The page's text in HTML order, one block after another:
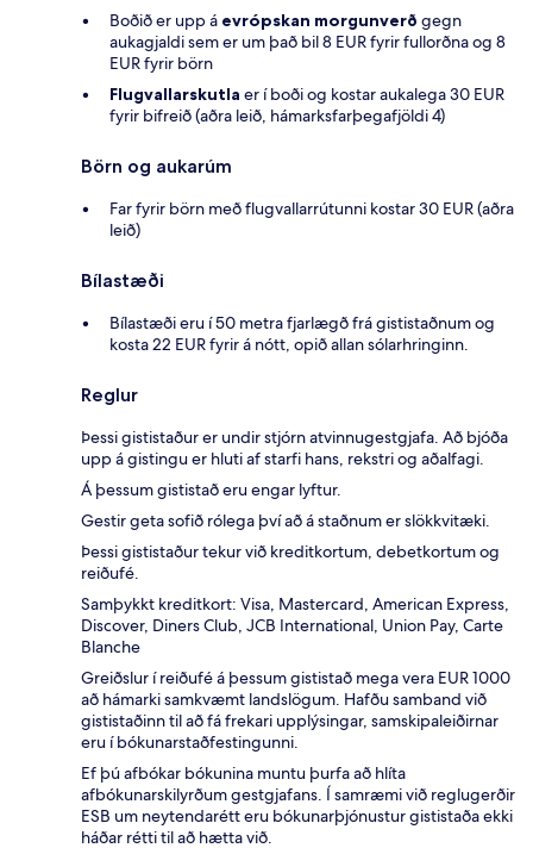
Boðið er upp á evrópskan morgunverð gegn
aukagjaldi sem er um það bil 8 EUR fyrir fullorðna og 8
EUR fyrir börn
Flugvallarskutla er í boði og kostar aukalega 30 EUR
fyrir bifreið (aðra leið, hámarksfarþegafjöldi 4)
Börn og aukarúm
Far fyrir börn með flugvallarrútunni kostar 30 EUR (aðra
leið)
Bílastæði
Bílastæði eru í 50 metra fjarlægð frá gististaðnum og
kosta 22 EUR fyrir á nótt, opið allan sólarhringinn.
Reglur
Þessi gististaður er undir stjórn atvinnugestgjafa. Að bjóða
upp á gistingu er hluti af starfi hans, rekstri og aðalfagi.
Á þessum gististað eru engar lyftur.
Gestir geta sofið rólega því að á staðnum er slökkvitæki.
Þessi gististaður tekur við kreditkortum, debetkortum og
reiðufé.
Samþykkt kreditkort: Visa, Mastercard, American Express,
Discover, Diners Club, JCB International, Union Pay, Carte
Blanche
Greiðslur í reiðufé á þessum gististað mega vera EUR 1000
að hámarki samkvæmt landslögum. Hafðu samband við
gististaðinn til að fá frekari upplýsingar, samskipaleiðirnar
eru í bókunarstaðfestingunni.
Ef þú afbókar bókunina muntu þurfa að hlíta
afbókunarskilyrðum gestgjafans. Í samræmi við reglugerðir
ESB um neytendarétt eru bókunarþjónustur gististaða ekki
háðar rétti til að hætta við.